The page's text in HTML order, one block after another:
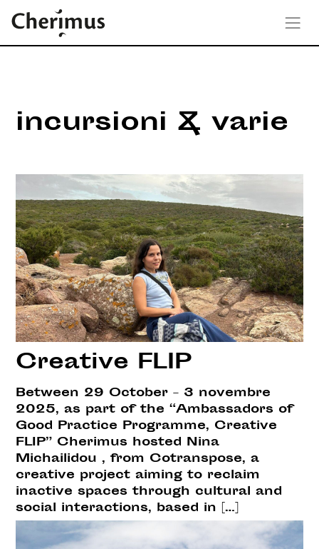
incursioni & varie
Creative FLIP
Between 29 October – 3 novembre
2025, as part of the “Ambassadors of
Good Practice Programme, Creative
FLIP” Cherimus hosted Nina
Michailidou , from Cotranspose, a
creative project aiming to reclaim
inactive spaces through cultural and
social interactions, based in […]